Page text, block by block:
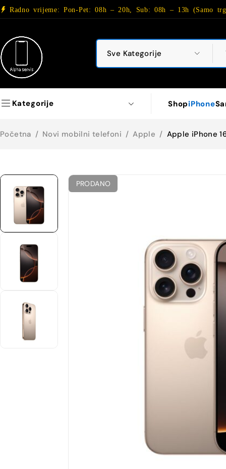
Radno vrijeme: Pon-Pet: 08h – 20h, Sub: 08h – 13h (Samo
Kategorije ShopiPhone
Početna / Novi mobilni telefoni / Apple / Apple iPhone
PRODANO